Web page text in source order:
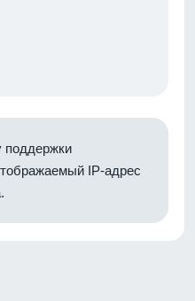
поддержки
IP-адрес